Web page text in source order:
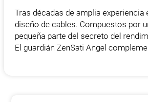
Tras décadas de amplia
diseño de cables. Compuestos por
pequeña parte del secreto del
El guardián ZenSati Angel